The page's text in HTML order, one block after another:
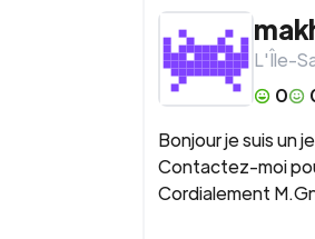
L'Île-
0
Bonjour je suis un
Contactez-moi
Cordialement